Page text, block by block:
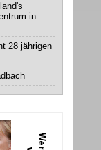
in
28 jährigen